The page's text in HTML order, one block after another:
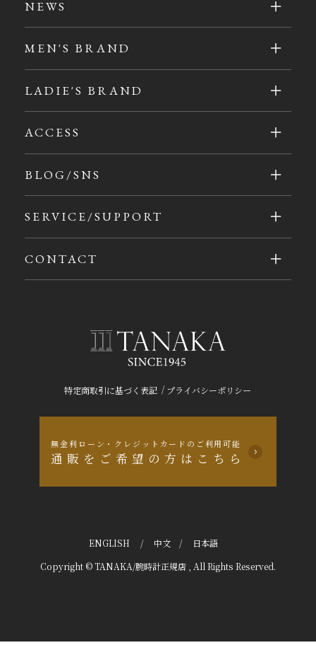
特定商取引に基づく表記 / プライバシーポリシー
無金利ローン・クレジットカードのご利用可能
通販をご希望の方はこちら
NEWS
MEN'S BRAND
LADIE'S BRAND
ACCESS
BLOG/SNS
SERVICE/SUPPORT
CONTACT
ENGLISH / 中文 / 日本語
Copyright © TANAKA/腕時計正規店 , All Rights Reserved.